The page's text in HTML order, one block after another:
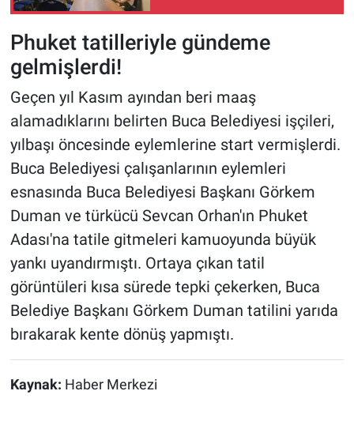
Phuket tatilleriyle gündeme
gelmişlerdi!
Geçen yıl Kasım ayından beri maaş
alamadıklarını belirten Buca Belediyesi işçileri,
yılbaşı öncesinde eylemlerine start vermişlerdi.
Buca Belediyesi çalışanlarının eylemleri
esnasında Buca Belediyesi Başkanı Görkem
Duman ve türkücü Sevcan Orhan'ın Phuket
Adası'na tatile gitmeleri kamuoyunda büyük
yankı uyandırmıştı. Ortaya çıkan tatil
görüntüleri kısa sürede tepki çekerken, Buca
Belediye Başkanı Görkem Duman tatilini yarıda
bırakarak kente dönüş yapmıştı.
Kaynak: Haber Merkezi